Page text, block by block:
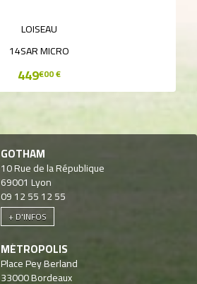
LOISEAU
14SAR MICRO
449€00 €
GOTHAM
10 Rue de la République
69001 Lyon
09 12 55 12 55
+ D'INFOS
MÉTROPOLIS
Place Pey Berland
33000Bordeaux